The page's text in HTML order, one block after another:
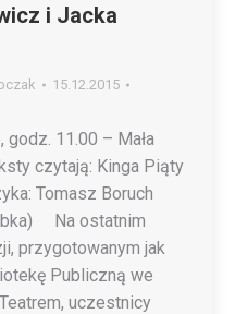
i Jacka
15.12.2015
11.00 – Mała
czytają: Kinga Piąty
Tomasz Boruch
Na ostatnim
przygotowanym jak
Publiczną we
uczestnicy